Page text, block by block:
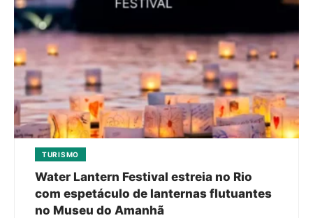
TURISMO
Water Lantern Festival estreia no Rio
com espetáculo de lanternas flutuantes
no Museu do Amanhã